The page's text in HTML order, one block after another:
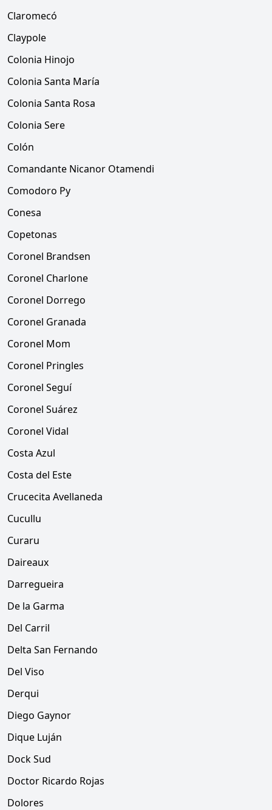
Claromecó
Claypole
Colonia Hinojo
Colonia Santa María
Colonia Santa Rosa
Colonia Sere
Colón
Comandante Nicanor Otamendi
Comodoro Py
Conesa
Copetonas
Coronel Brandsen
Coronel Charlone
Coronel Dorrego
Coronel Granada
Coronel Mom
Coronel Pringles
Coronel Seguí
Coronel Suárez
Coronel Vidal
Costa Azul
Costa del Este
Crucecita Avellaneda
Cucullu
Curaru
Daireaux
Darregueira
De la Garma
Del Carril
Delta San Fernando
Del Viso
Derqui
Diego Gaynor
Dique Luján
Dock Sud
Doctor Ricardo Rojas
Dolores